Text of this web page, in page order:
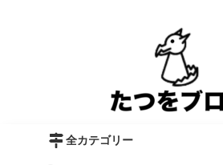
全カテゴリー